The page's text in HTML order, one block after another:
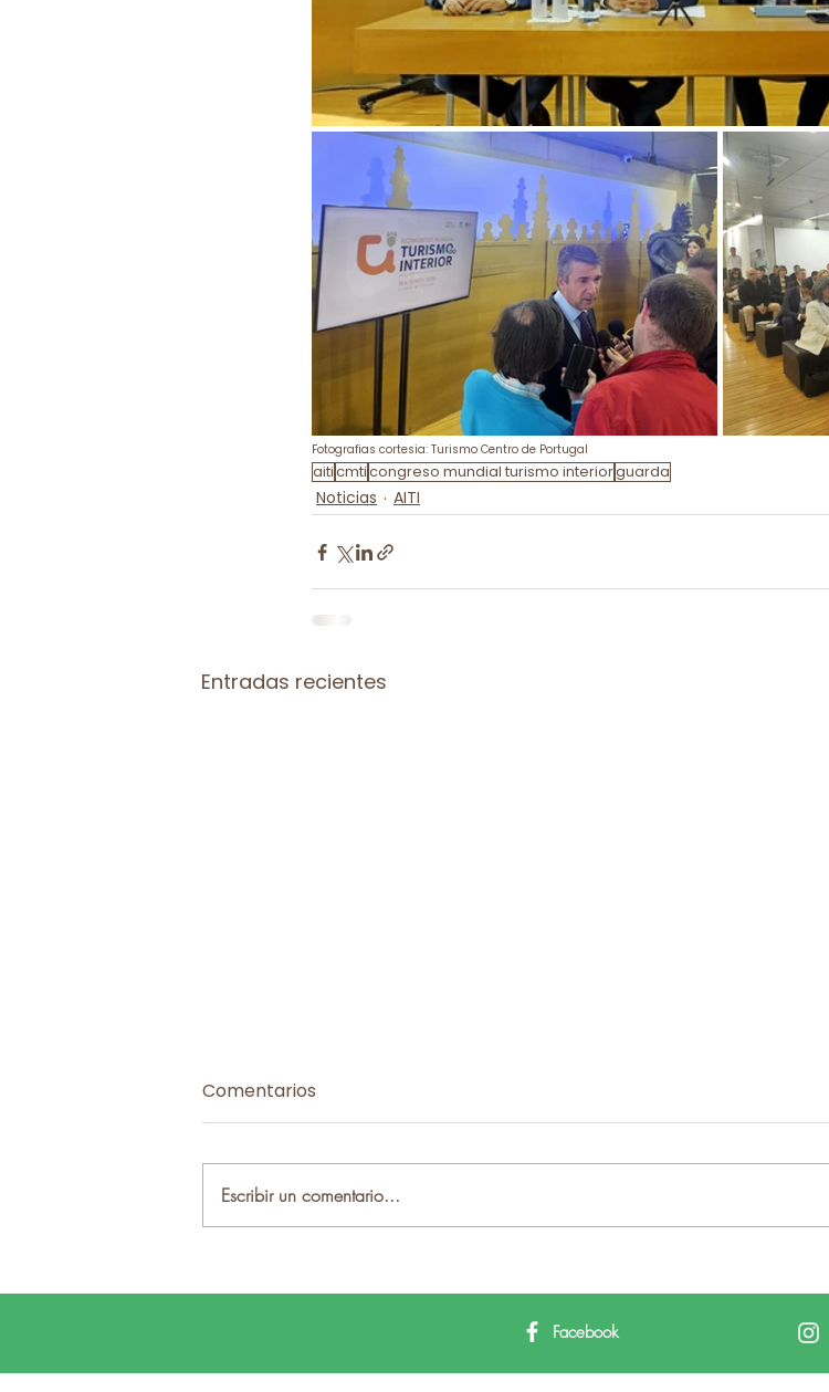
Fotografias cortesia: Turismo Centro de Portugal
aiticmticongreso mundial turismo interiorguarda
Noticias AITI
Entradas recientes
institucionales para el II
Congreso Mundial de
Turismo del Interior en la
Comentarios
Escribir un comentario...
Facebook